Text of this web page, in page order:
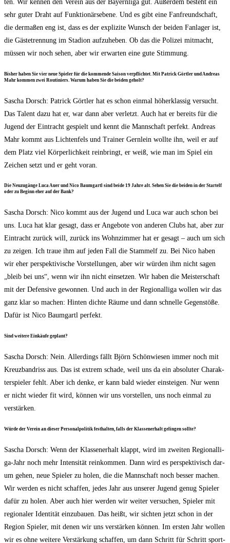
ten. Wir ken­nen den Ver­ein aus der Bay­ern­li­ga gut. Außer­dem besteht ein
sehr guter Draht auf Funk­tio­närs­ebe­ne. Und es gibt eine Fan­freund­schaft,
die der­ma­ßen eng ist, dass es der expli­zi­te Wunsch der bei­den Fan­la­ger ist,
die Gäs­te­tren­nung im Sta­di­on auf­zu­he­ben. Ob das die Poli­zei mit­macht,
müs­sen wir noch sehen, aber wir erwar­ten eine gute Stimmung.
Bis­her haben Sie vier neue Spie­ler für die kom­men­de Sai­son ver­pflich­tet. Mit Patrick Gört­ler und Andre­as
Mahr kom­men zwei Rou­ti­niers. War­um haben Sie die bei­den geholt?
Sascha Dorsch: Patrick Gört­ler hat es schon ein­mal höher­klas­sig ver­sucht.
Das Talent dazu hat er, war dann aber ver­letzt. Auch hat er bereits für die
Jugend der Ein­tracht gespielt und kennt die Mann­schaft per­fekt. Andre­as
Mahr kommt aus Lich­ten­fels und Trai­ner Gern­lein woll­te ihn, weil er auf
dem Platz viel Kör­per­lich­keit rein­bringt, er weiß, wie man im Spiel ein
Zei­chen setzt und er geht voran.
Die Neu­zu­gän­ge Luca Auer und Nico Baum­gartl sind bei­de 19 Jah­re alt. Sehen Sie die bei­den in der Start­elf
oder zu Beginn eher auf der Bank?
Sascha Dorsch: Nico kommt aus der Jugend und Luca war auch schon bei
uns. Luca hat klar gesagt, dass er Ange­bo­te von ande­ren Clubs hat, aber zur
Ein­tracht zurück will, zurück ins Wohn­zim­mer hat er gesagt – auch um sich
zu zei­gen. Ich traue ihm auf jeden Fall die Stamm­elf zu. Bei Nico haben
wir eher per­spek­ti­vi­sche Vor­stel­lun­gen, aber wir wür­den ihm nicht sagen
„bleib bei uns“, wenn wir ihn nicht ein­set­zen. Wir haben die Meis­ter­schaft
mit der Defen­si­ve gewon­nen. Und auch in der Regio­nal­li­ga wol­len wir das
ganz klar so machen: Hin­ten dich­te Räu­me und dann schnel­le Gegen­stö­ße.
Dafür ist Nico Baum­gartl perfekt.
Sind wei­te­re Ein­käu­fe geplant?
Sascha Dorsch: Nein. Aller­dings fällt Björn Schön­wie­sen immer noch mit
Kreuz­band­riss aus. Das ist extrem scha­de, weil uns da ein abso­lu­ter Cha­rak­
ter­spie­ler fehlt. Aber ich den­ke, er kann bald wie­der ein­stei­gen. Nur wenn
er nicht wie­der fit wird, kön­nen wir uns vor­stel­len, uns noch ein­mal zu
verstärken.
Wür­de der Ver­ein an die­ser Per­so­nal­po­li­tik fest­hal­ten, falls der Klas­sen­er­halt gelin­gen sollte?
Sascha Dorsch: Wenn der Klas­sen­er­halt klappt, wird im zwei­ten Regio­nal­li­
ga-Jahr noch mehr Inten­si­tät rein­kom­men. Dann wird es per­spek­ti­visch dar­
um gehen, neue Spie­ler zu holen, die die Mann­schaft noch bes­ser machen.
Wir wer­den es nicht schaf­fen, jedes Jahr aus unse­rer Jugend genug Spie­ler
dafür zu holen. Aber auch hier wer­den wir wei­ter ver­su­chen, Spie­ler mit
regio­na­ler Iden­ti­tät ein­zu­bau­en. Das heißt, wir sich­ten jetzt schon in der
Regi­on Spie­ler, mit denen wir uns ver­stär­ken kön­nen. Im ers­ten Jahr wol­len
wir es ohne wei­te­re Ver­stär­kung schaf­fen, um dann Schritt für Schritt sport­